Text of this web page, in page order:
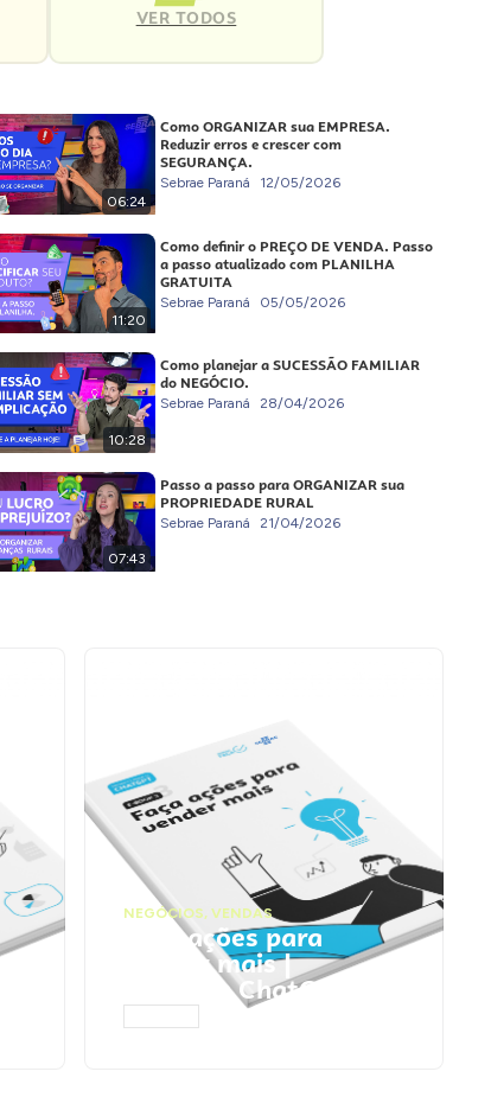
VER TODOS
06:24
Como ORGANIZAR sua EMPRESA.
Reduzir erros e crescer com
SEGURANÇA.
Sebrae Paraná 12/05/2026
11:20
Como definir o PREÇO DE VENDA. Passo
a passo atualizado com PLANILHA
GRATUITA
Sebrae Paraná 05/05/2026
10:28
Como planejar a SUCESSÃO FAMILIAR
do NEGÓCIO.
Sebrae Paraná 28/04/2026
07:43
Passo a passo para ORGANIZAR sua
PROPRIEDADE RURAL
Sebrae Paraná 21/04/2026
NEGÓCIOS, VENDAS
Faça ações para
vender mais |
Prompts ChatGPT